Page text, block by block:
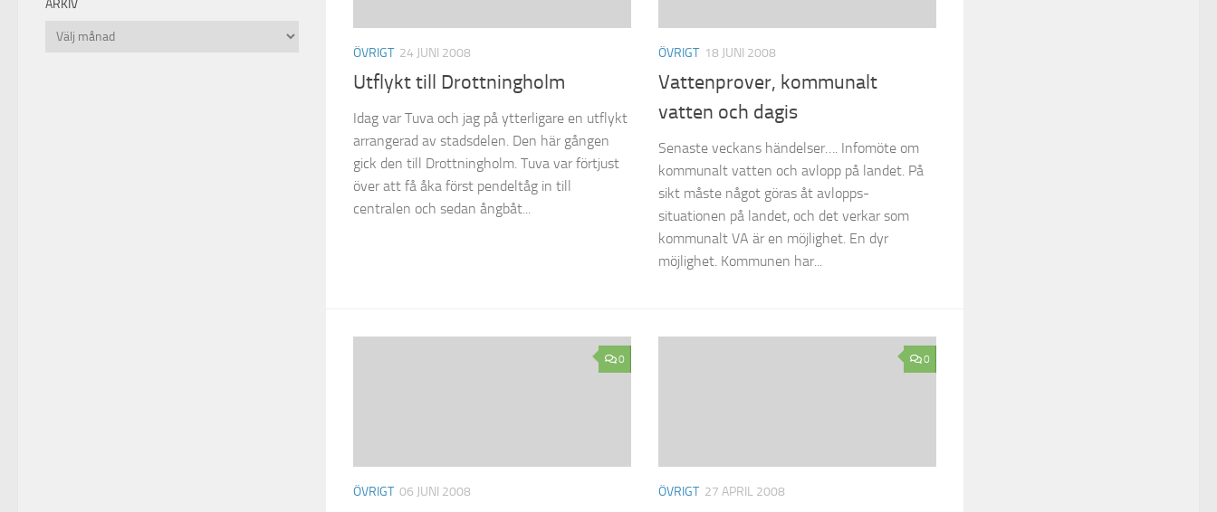
ÖVRIGT 24 JUNI 2008
Utflykt till Drottningholm
Idag var Tuva och jag på ytterligare en utflykt
arrangerad av stadsdelen. Den här gången
gick den till Drottningholm. Tuva var förtjust
över att få åka först pendeltåg in till
centralen och sedan ångbåt...
ÖVRIGT 18 JUNI 2008
Vattenprover, kommunalt
vatten och dagis
Senaste veckans händelser…. Infomöte om
kommunalt vatten och avlopp på landet. På
sikt måste något göras åt avlopps-
situationen på landet, och det verkar som
kommunalt VA är en möjlighet. En dyr
möjlighet. Kommunen har...
0
ÖVRIGT 06 JUNI 2008
0
ÖVRIGT 27 APRIL 2008
ARKIV
Arkiv